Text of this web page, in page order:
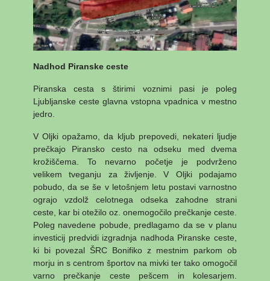
Nadhod Piranske ceste
Piranska cesta s štirimi voznimi pasi je poleg
Ljubljanske ceste glavna vstopna vpadnica v mestno
jedro.
V Oljki opažamo, da kljub prepovedi, nekateri ljudje
prečkajo Piransko cesto na odseku med dvema
krožiščema. To nevarno početje je podvrženo
velikem tveganju za življenje. V Oljki podajamo
pobudo, da se še v letošnjem letu postavi varnostno
ograjo vzdolž celotnega odseka zahodne strani
ceste, kar bi otežilo oz. onemogočilo prečkanje ceste.
Poleg navedene pobude, predlagamo da se v planu
investicij predvidi izgradnja nadhoda Piranske ceste,
ki bi povezal ŠRC Bonifiko z mestnim parkom ob
morju in s centrom športov na mivki ter tako omogočil
varno prečkanje ceste pešcem in kolesarjem.